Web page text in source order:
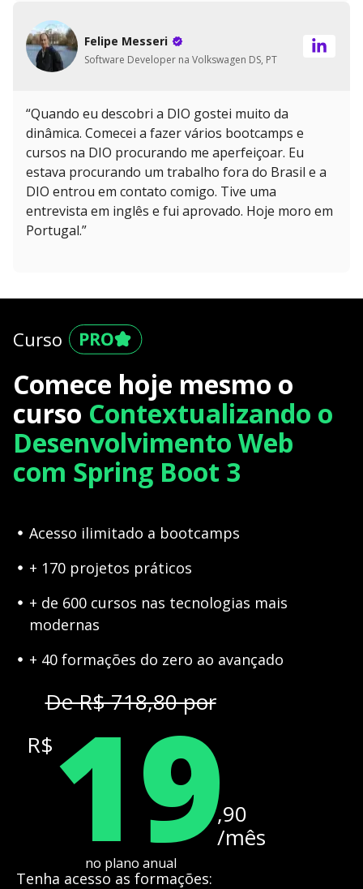
Felipe Messeri
Software Developer na Volkswagen DS, PT
“Quando eu descobri a DIO gostei muito da
dinâmica. Comecei a fazer vários bootcamps e
cursos na DIO procurando me aperfeiçoar. Eu
estava procurando um trabalho fora do Brasil e a
DIO entrou em contato comigo. Tive uma
entrevista em inglês e fui aprovado. Hoje moro em
Portugal.”
Curso
Comece hoje mesmo o
curso Contextualizando o
Desenvolvimento Web
com Spring Boot 3
Acesso ilimitado a bootcamps
+ 170 projetos práticos
+ de 600 cursos nas tecnologias mais
modernas
+ 40 formações do zero ao avançado
De R$ 718,80 por
R$ 19,90
/mês
no plano anual
Tenha acesso as formações: